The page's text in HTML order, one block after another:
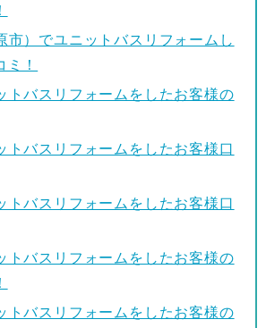
市）でユニットバスリフォームし
！
トバスリフォームをしたお客様の
トバスリフォームをしたお客様口
トバスリフォームをしたお客様口
トバスリフォームをしたお客様の
トバスリフォームをしたお客様の